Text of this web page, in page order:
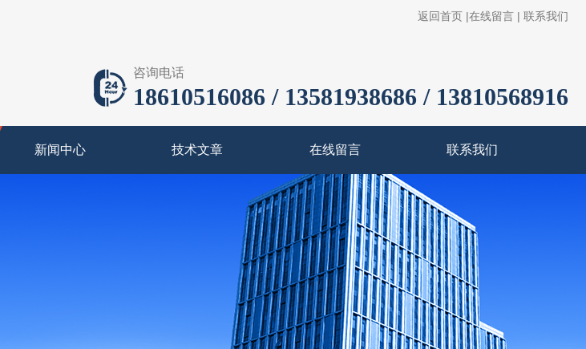
返回首页 |在线留言 | 联系我们
咨询电话
18610516086 / 13581938686 / 13810568916
新闻中心 技术文章 在线留言 联系我们